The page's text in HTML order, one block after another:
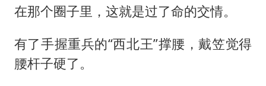
在那个圈子里，这就是过了命的交情。
有了手握重兵的“西北王”撑腰，戴笠觉得
腰杆子硬了。